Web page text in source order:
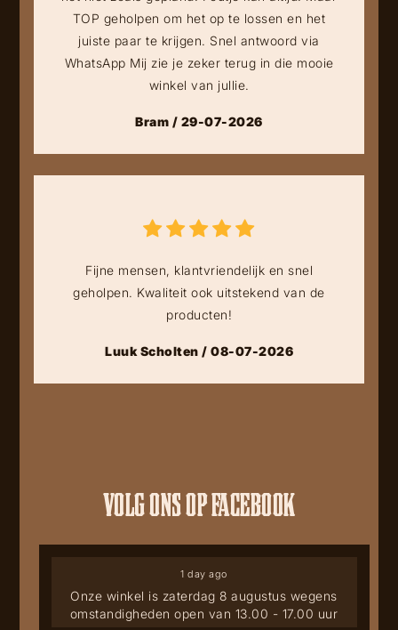
TOP geholpen om het op te lossen en het
juiste paar te krijgen. Snel antwoord via
WhatsApp Mij zie je zeker terug in die mooie
winkel van jullie.
Bram / 29-07-2026
Fijne mensen, klantvriendelijk en snel
geholpen. Kwaliteit ook uitstekend van de
producten!
Luuk Scholten / 08-07-2026
VOLG ONS OP FACEBOOK
Onze winkel is zaterdag 8 augustus wegens
omstandigheden open van 13.00 - 17.00 uur
1 day ago